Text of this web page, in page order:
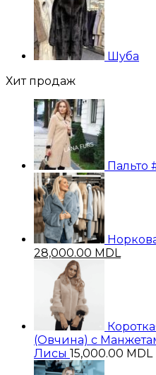
Шуба
Хит продаж
Пальто
Первоначальная
составляла
35,000.00 MDL.
28,000.00 MDL
(Овчина) с
Лисы 15,000.00 MDL